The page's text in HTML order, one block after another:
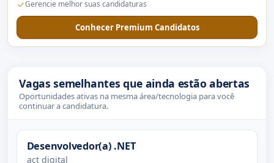
Gerencie melhor suas candidaturas
Conhecer Premium Candidatos
Vagas semelhantes que ainda estão abertas
Oportunidades ativas na mesma área/tecnologia para você
continuar a candidatura.
Desenvolvedor(a) .NET
act digital